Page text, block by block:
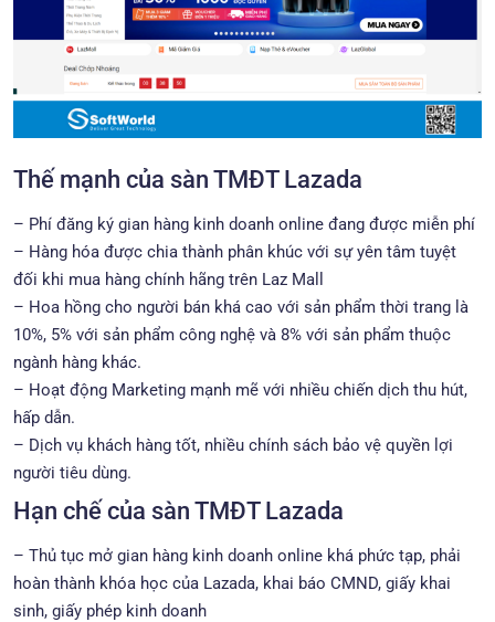
Thế mạnh của sàn TMĐT Lazada
– Phí đăng ký gian hàng kinh doanh online đang được miễn phí
– Hàng hóa được chia thành phân khúc với sự yên tâm tuyệt
đối khi mua hàng chính hãng trên Laz Mall
– Hoa hồng cho người bán khá cao với sản phẩm thời trang là
10%, 5% với sản phẩm công nghệ và 8% với sản phẩm thuộc
ngành hàng khác.
– Hoạt động Marketing mạnh mẽ với nhiều chiến dịch thu hút,
hấp dẫn.
– Dịch vụ khách hàng tốt, nhiều chính sách bảo vệ quyền lợi
người tiêu dùng.
Hạn chế của sàn TMĐT Lazada
– Thủ tục mở gian hàng kinh doanh online khá phức tạp, phải
hoàn thành khóa học của Lazada, khai báo CMND, giấy khai
sinh, giấy phép kinh doanh